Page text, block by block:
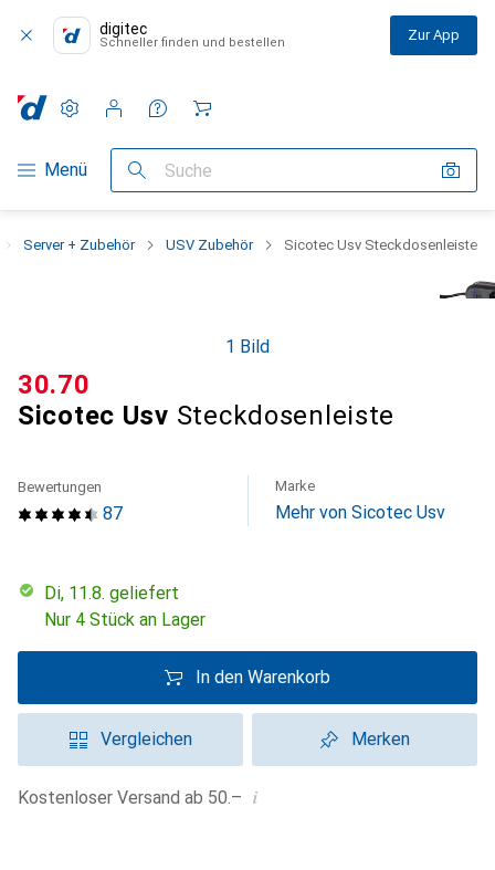
digitec
Schneller finden und bestellen Zur App
Navigation nach Kategorien
Menü Suche
Einstellungen
Kundenkonto
Vergleichslisten
Merklisten
Warenkorb
Server + Zubehör USV Zubehör Sicotec Usv Steckdosenleiste
1 Bild
Sicotec Usv Steckdosenleiste
CHF
30.70
87
Bewertungen Marke
Mehr von Sicotec Usv
Di, 11.8. geliefert
Nur 4 Stück an Lager
In den Warenkorb
Vergleichen Merken
Kostenloser Versand ab 50.– i